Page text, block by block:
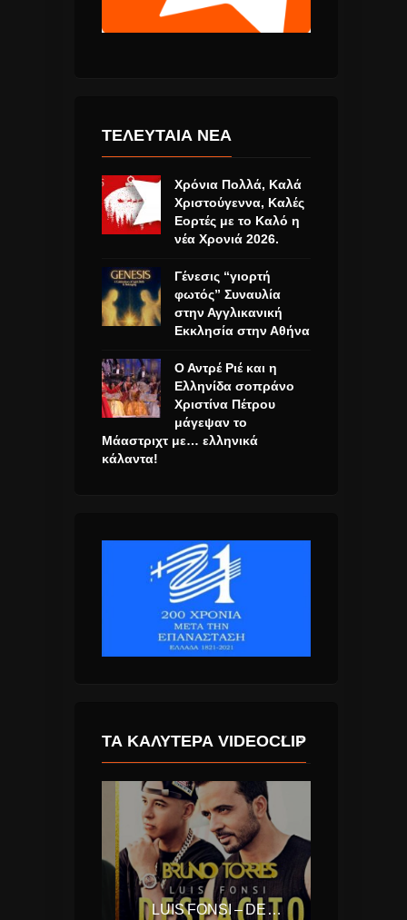
ΤΕΛΕΥΤΑΙΑ ΝΕΑ
Χρόνια Πολλά, Καλά
Χριστούγεννα, Καλές
Εορτές με το Καλό η
νέα Χρονιά 2026.
Γένεσις “γιορτή
φωτός” Συναυλία
στην Αγγλικανική
Εκκλησία στην Αθήνα
Ο Αντρέ Ριέ και η
Ελληνίδα σοπράνο
Χριστίνα Πέτρου
μάγεψαν το
Μάαστριχτ με… ελληνικά
κάλαντα!
ΤΑ ΚΑΛΎΤΕΡΑ VIDEOCLIP
LUIS FONSI – DESPACITO FEAT. DADDY YANKEE